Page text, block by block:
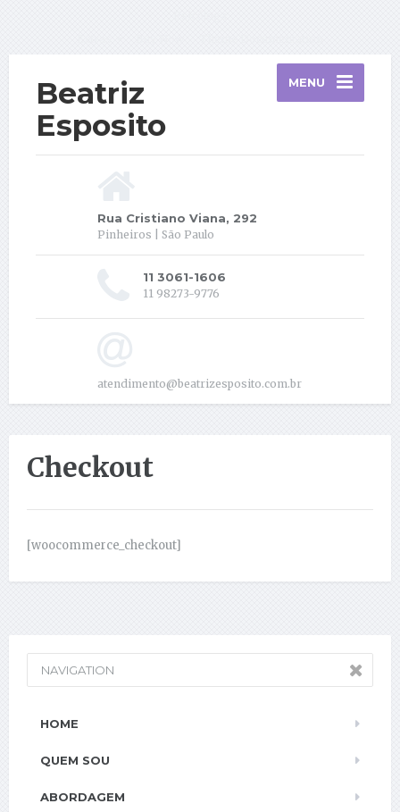
Beatriz
Esposito
MENU
Rua Cristiano Viana, 292
Pinheiros | São Paulo
11 3061-1606
11 98273-9776
atendimento@beatrizesposito.com.br
Checkout
[woocommerce_checkout]
NAVIGATION
HOME
QUEM SOU
ABORDAGEM